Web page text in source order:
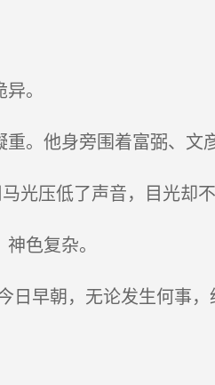
。
。他身旁围着富弼、文
光压低了声音，目光却
色复杂。
早朝，无论发生何事，